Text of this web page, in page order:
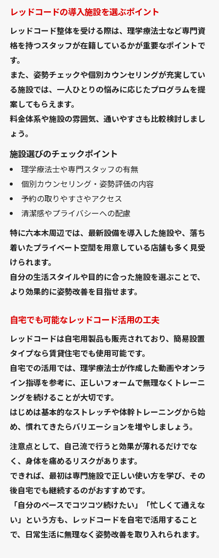
レッドコードの導入施設を選ぶポイント
レッドコード整体を受ける際は、理学療法士など専門資
格を持つスタッフが在籍しているかが重要なポイントで
す。
また、姿勢チェックや個別カウンセリングが充実してい
る施設では、一人ひとりの悩みに応じたプログラムを提
案してもらえます。
料金体系や施設の雰囲気、通いやすさも比較検討しまし
ょう。
施設選びのチェックポイント
理学療法士や専門スタッフの有無
個別カウンセリング・姿勢評価の内容
予約の取りやすさやアクセス
清潔感やプライバシーへの配慮
特に六本木周辺では、最新設備を導入した施設や、落ち
着いたプライベート空間を用意している店舗も多く見受
けられます。
自分の生活スタイルや目的に合った施設を選ぶことで、
より効果的に姿勢改善を目指せます。
自宅でも可能なレッドコード活用の工夫
レッドコードは自宅用製品も販売されており、簡易設置
タイプなら賃貸住宅でも使用可能です。
自宅での活用では、理学療法士が作成した動画やオンラ
イン指導を参考に、正しいフォームで無理なくトレーニ
ングを続けることが大切です。
はじめは基本的なストレッチや体幹トレーニングから始
め、慣れてきたらバリエーションを増やしましょう。
注意点として、自己流で行うと効果が薄れるだけでな
く、身体を痛めるリスクがあります。
できれば、最初は専門施設で正しい使い方を学び、その
後自宅でも継続するのがおすすめです。
「自分のペースでコツコツ続けたい」「忙しくて通えな
い」という方も、レッドコードを自宅で活用すること
で、日常生活に無理なく姿勢改善を取り入れられます。